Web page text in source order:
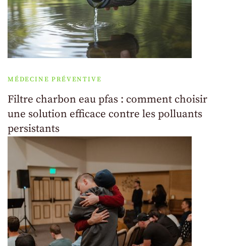
MÉDECINE PRÉVENTIVE
Filtre charbon eau pfas : comment choisir
une solution efficace contre les polluants
persistants